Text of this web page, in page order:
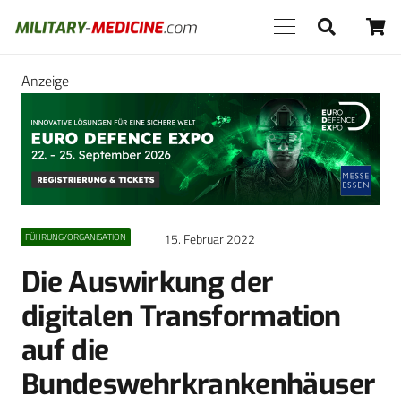
Anzeige
FÜHRUNG/ORGANISATION 15. Februar 2022
Die Auswirkung der
digitalen Transformation
auf die
Bundeswehrkrankenhäuser